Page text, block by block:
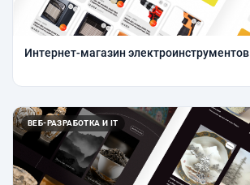
Интернет-магазин электроинструментов
ВЕБ-РАЗРАБОТКА И IT